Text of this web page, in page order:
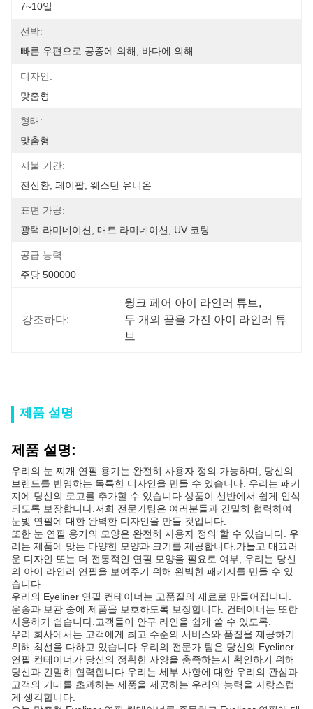
7~10일
선박:
빠른 우편으로 공중에 의해, 바다에 의해
디자인:
맞춤형
형태:
맞춤형
지불 기간:
전신환, 페이팔, 웨스턴 유니온
표면 가공:
광택 라미네이션, 매트 라미네이션, UV 코팅
공급 능력:
주당 500000
강조하다:
윙크 페어 아이 라인러 튜브 ,
두 개의 끝을 가진 아이 라인러 튜
브
제품 설명
제품 설명:
우리의 눈 찌개 연필 용기는 완전히 사용자 정의 가능하며, 당신의
브랜드를 반영하는 독특한 디자인을 만들 수 있습니다. 우리는 패키
지에 당신의 로고를 추가할 수 있습니다.상품이 선반에서 쉽게 인식
되도록 보장합니다.저희 전문가팀은 여러분들과 긴밀히 협력하여
눈빛 연필에 대한 완벽한 디자인을 만들 것입니다.
또한 눈 연필 용기의 모양은 완전히 사용자 정의 할 수 있습니다. 우
리는 제품에 맞는 다양한 모양과 크기를 제공합니다.가늘고 매끄러
운 디자인 또는 더 전통적인 연필 모양을 필요로 여부, 우리는 당신
의 아이 라인러 연필을 보여주기 위해 완벽한 패키지를 만들 수 있
습니다.
우리의 Eyeliner 연필 컨테이너는 고품질의 재료로 만들어집니다.
운송과 보관 중에 제품을 보호하도록 보장합니다. 컨테이너는 또한
사용하기 쉽습니다.고객들이 안구 라인을 쉽게 쓸 수 있도록.
우리 회사에서는 고객에게 최고 수준의 서비스와 품질을 제공하기
위해 최선을 다하고 있습니다.우리의 전문가 팀은 당신의 Eyeliner
연필 컨테이너가 당신의 정확한 사양을 충족하는지 확인하기 위해
당신과 긴밀히 협력합니다.우리는 세부 사항에 대한 우리의 관심과
고객의 기대를 초과하는 제품을 제공하는 우리의 능력을 자랑스럽
게 생각합니다.